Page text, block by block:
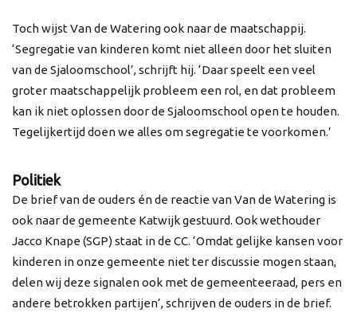
Toch wijst Van de Watering ook naar de maatschappij.
‘Segregatie van kinderen komt niet alleen door het sluiten
van de Sjaloomschool’, schrijft hij. ‘Daar speelt een veel
groter maatschappelijk probleem een rol, en dat probleem
kan ik niet oplossen door de Sjaloomschool open te houden.
Tegelijkertijd doen we alles om segregatie te voorkomen.’
Politiek
De brief van de ouders én de reactie van Van de Watering is
ook naar de gemeente Katwijk gestuurd. Ook wethouder
Jacco Knape (SGP) staat in de CC. ‘Omdat gelijke kansen voor
kinderen in onze gemeente niet ter discussie mogen staan,
delen wij deze signalen ook met de gemeenteeraad, pers en
andere betrokken partijen’, schrijven de ouders in de brief.